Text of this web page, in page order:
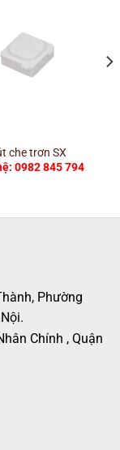
che trơn SX
0982 845 794
Phường
Chính , Quận